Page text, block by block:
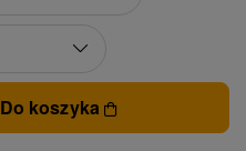
Do koszyka